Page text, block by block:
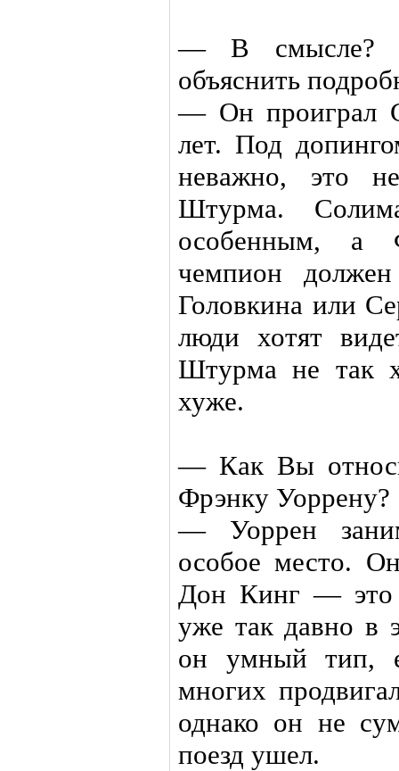
— В смысле?
объяснить
— Он проиграл
лет. Под
неважно, это не
Штурма.
особенным, а
чемпион
Головкина или
люди хотят
Штурма не так
хуже.
— Как Вы
Фрэнку Уоррену?
— Уоррен
особое место.
Дон Кинг — это
уже так давно в
он умный тип,
многих
однако он не
поезд ушел.